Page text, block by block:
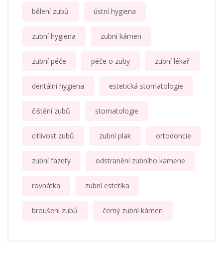
bělení zubů ústní hygiena
zubní hygiena zubní kámen
zubní péče péče o zuby zubní lékař
dentální hygiena estetická stomatologie
čištění zubů stomatologie
citlivost zubů zubní plak ortodoncie
zubní fazety odstranění zubního kamene
rovnátka zubní estetika
broušení zubů černý zubní kámen